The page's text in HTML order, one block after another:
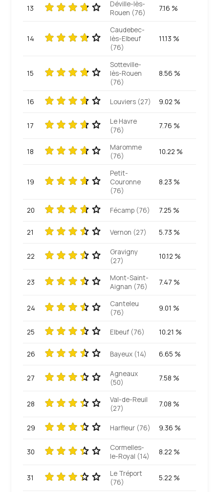
13
Déville-lès-
Rouen (76)
7.16 %
14
Caudebec-
lès-Elbeuf
(76)
11.13 %
15
Sotteville-
lès-Rouen
(76)
8.56 %
16 Louviers (27) 9.02 %
17
Le Havre
(76)
7.76 %
18
Maromme
(76)
10.22 %
19
Petit-
Couronne
(76)
8.23 %
20 Fécamp (76) 7.25 %
21 Vernon (27) 5.73 %
22
Gravigny
(27)
10.12 %
23
Mont-Saint-
Aignan (76)
7.47 %
24
Canteleu
(76)
9.01 %
25 Elbeuf (76) 10.21 %
26 Bayeux (14) 6.65 %
27
Agneaux
(50)
7.58 %
28
Val-de-Reuil
(27)
7.08 %
29 Harfleur (76) 9.36 %
30
Cormelles-
le-Royal (14)
8.22 %
31
Le Tréport
(76)
5.22 %